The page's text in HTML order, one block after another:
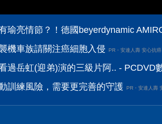
瑜亮情節？！德國beyerdynamic
機車族請關注癌細胞入侵
PR・安達人壽 安心抗癌
過岳虹(迎弟)演的三級片阿.. - PCDVD
訓練風險，需要更完善的守護
PR・安達人壽